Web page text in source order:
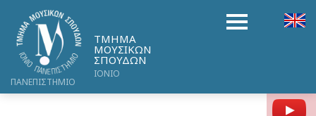
ΤΜΗΜΑ
ΜΟΥΣΙΚΩΝ
ΣΠΟΥΔΩΝ
ΙΟΝΙΟ
ΠΑΝΕΠΙΣΤΗΜΙΟ